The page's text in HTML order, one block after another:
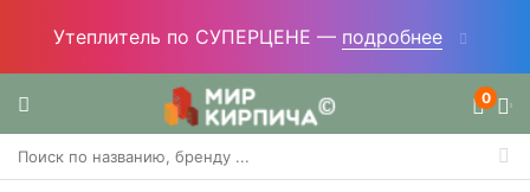
Утеплитель по СУПЕРЦЕНЕ — подробнее
0